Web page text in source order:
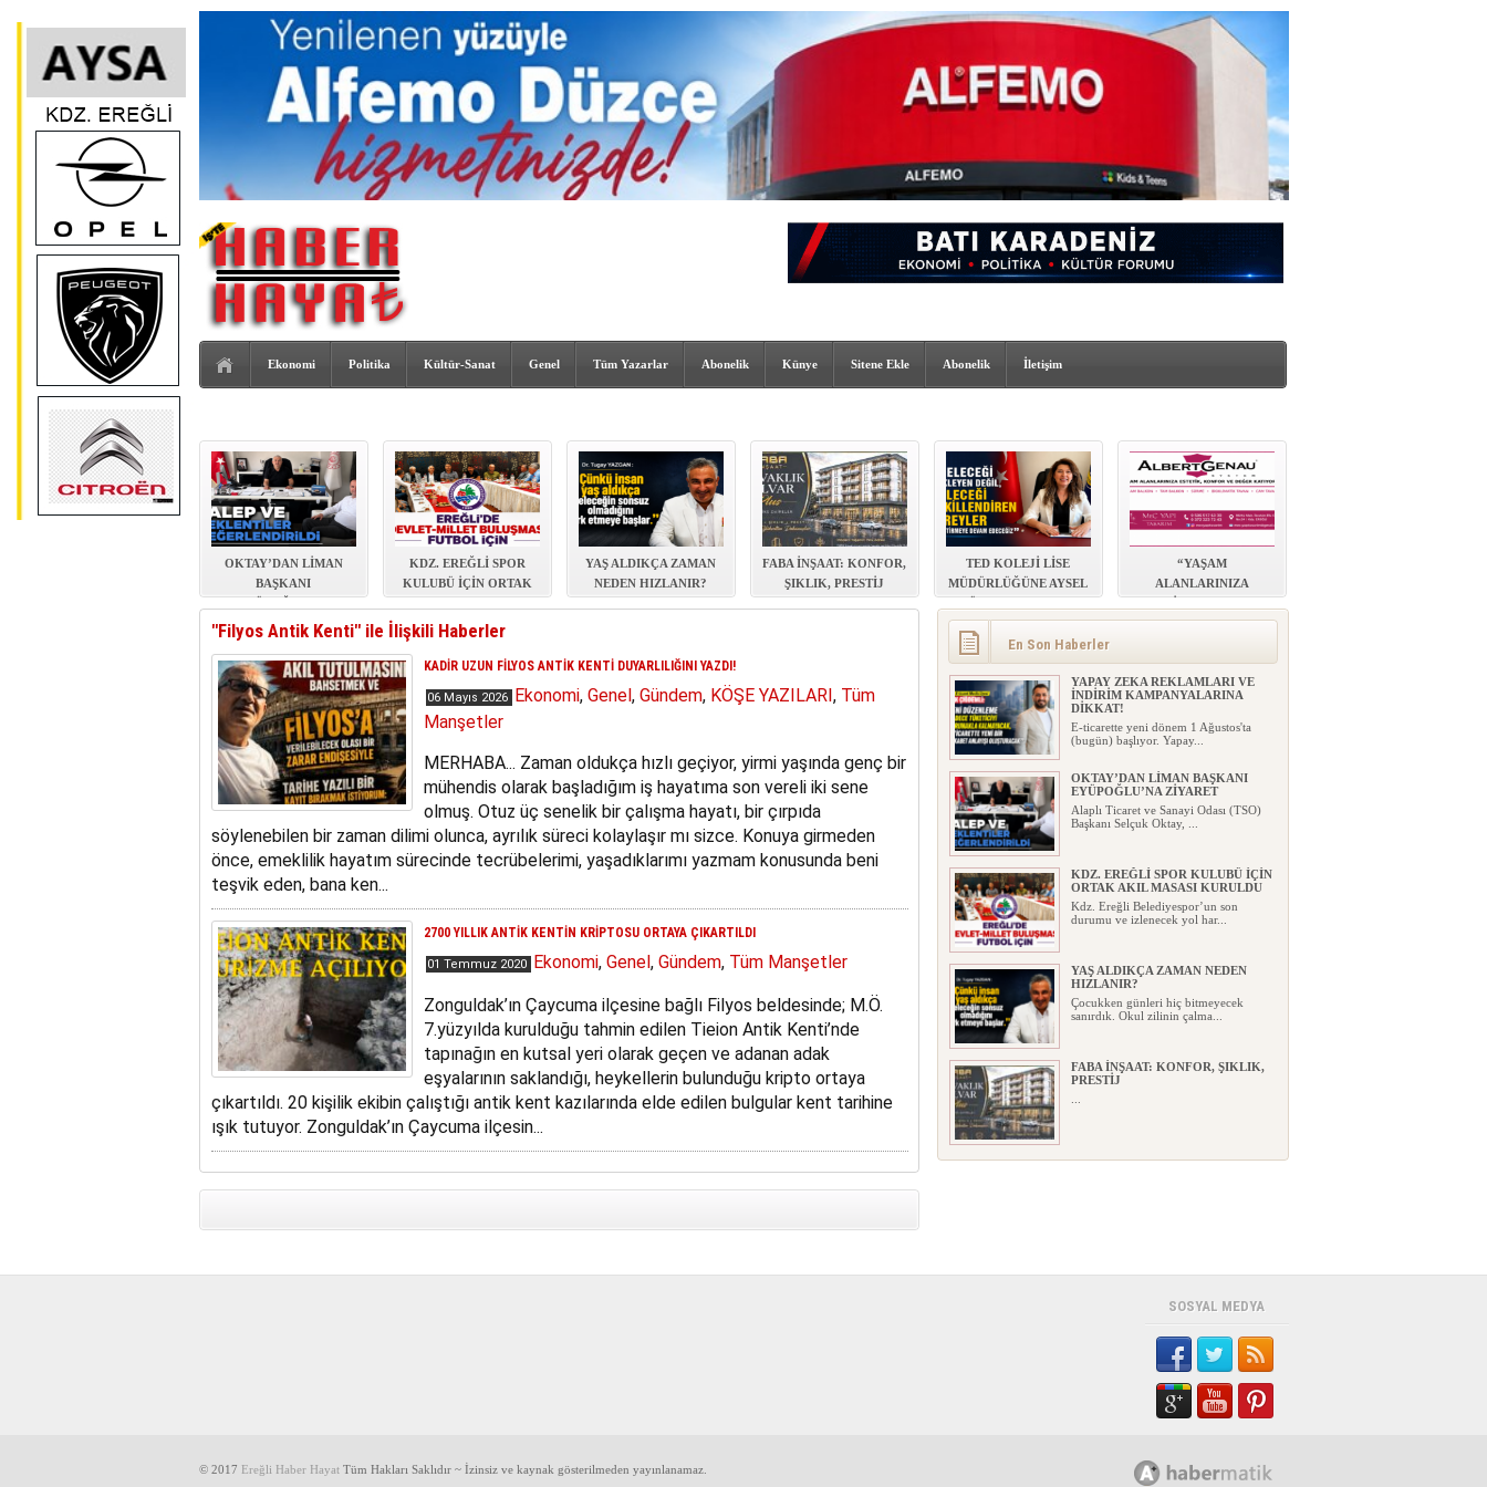
Ekonomi Politika Kültür-Sanat Genel Tüm Yazarlar Abonelik Künye Sitene Ekle Abonelik İletişim
OKTAY’DAN LİMAN
BAŞKANI
ZİYARET
KDZ. EREĞLİ SPOR
KULUBÜ İÇİN ORTAK
YAŞ ALDIKÇA ZAMAN
NEDEN HIZLANIR?
FABA İNŞAAT: KONFOR,
ŞIKLIK, PRESTİJ
TED KOLEJİ LİSE
MÜDÜRLÜĞÜNE AYSEL
“YAŞAM
ALANLARINIZA
DEĞER KATIYORUZ”
"Filyos Antik Kenti" ile İlişkili Haberler
KADİR UZUN FİLYOS ANTİK KENTİ DUYARLILIĞINI YAZDI!
06 Mayıs 2026 Ekonomi, Genel, Gündem, KÖŞE YAZILARI, Tüm
Manşetler
MERHABA... Zaman oldukça hızlı geçiyor, yirmi yaşında genç bir
mühendis olarak başladığım iş hayatıma son vereli iki sene
olmuş. Otuz üç senelik bir çalışma hayatı, bir çırpıda
söylenebilen bir zaman dilimi olunca, ayrılık süreci kolaylaşır mı sizce. Konuya girmeden
önce, emeklilik hayatım sürecinde tecrübelerimi, yaşadıklarımı yazmam konusunda beni
teşvik eden, bana ken...
2700 YILLIK ANTİK KENTİN KRİPTOSU ORTAYA ÇIKARTILDI
01 Temmuz 2020 Ekonomi, Genel, Gündem, Tüm Manşetler
Zonguldak’ın Çaycuma ilçesine bağlı Filyos beldesinde; M.Ö.
7.yüzyılda kurulduğu tahmin edilen Tieion Antik Kenti’nde
tapınağın en kutsal yeri olarak geçen ve adanan adak
eşyalarının saklandığı, heykellerin bulunduğu kripto ortaya
çıkartıldı. 20 kişilik ekibin çalıştığı antik kent kazılarında elde edilen bulgular kent tarihine
ışık tutuyor. Zonguldak’ın Çaycuma ilçesin...
En Son Haberler
YAPAY ZEKA REKLAMLARI VE
İNDİRİM KAMPANYALARINA
DİKKAT!
E-ticarette yeni dönem 1 Ağustos'ta
(bugün) başlıyor. Yapay...
OKTAY’DAN LİMAN BAŞKANI
EYÜPOĞLU’NA ZİYARET
Alaplı Ticaret ve Sanayi Odası (TSO)
Başkanı Selçuk Oktay, ...
KDZ. EREĞLİ SPOR KULUBÜ İÇİN
ORTAK AKIL MASASI KURULDU
Kdz. Ereğli Belediyespor’un son
durumu ve izlenecek yol har...
YAŞ ALDIKÇA ZAMAN NEDEN
HIZLANIR?
Çocukken günleri hiç bitmeyecek
sanırdık. Okul zilinin çalma...
FABA İNŞAAT: KONFOR, ŞIKLIK,
PRESTİJ
POSBIYIK “VEDA VE KATILIM”
MÜDÜRLÜĞÜNE AYSEL
. TED Kdz. Ereğli Koleji Vakfı Lise
ADAY ÖĞRENCİLERE TERCİH
DESTEĞİ BEUN
AKADEMİSYENLERİNDEN
BEUN, Tercih Döneminde
Zonguldak’ın Dört Bir Yanında Aday
ESTETİK, KONFOR VE DEĞER
KATIYORUZ”
SOSYAL MEDYA
© 2017 Ereğli Haber HayatTüm Hakları Saklıdır ~ İzinsiz ve kaynak gösterilmeden yayınlanamaz.